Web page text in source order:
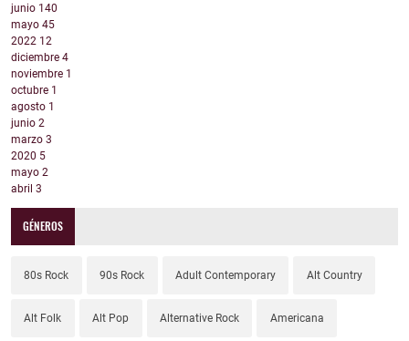
junio 140
mayo 45
2022 12
diciembre 4
noviembre 1
octubre 1
agosto 1
junio 2
marzo 3
2020 5
mayo 2
abril 3
GÉNEROS
80s Rock 90s Rock Adult Contemporary Alt Country
Alt Folk Alt Pop Alternative Rock Americana